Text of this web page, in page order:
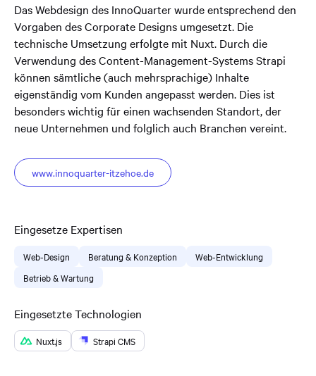
Das Webdesign des InnoQuarter wurde entsprechend den
Vorgaben des Corporate Designs umgesetzt. Die
technische Umsetzung erfolgte mit Nuxt. Durch die
Verwendung des Content-Management-Systems Strapi
können sämtliche (auch mehrsprachige) Inhalte
eigenständig vom Kunden angepasst werden. Dies ist
besonders wichtig für einen wachsenden Standort, der
neue Unternehmen und folglich auch Branchen vereint.
www.innoquarter-itzehoe.de
Eingesetze Expertisen
Web-Design Beratung & Konzeption
Web-Entwicklung
Betrieb & Wartung
Eingesetzte Technologien
Nuxt.js Strapi CMS